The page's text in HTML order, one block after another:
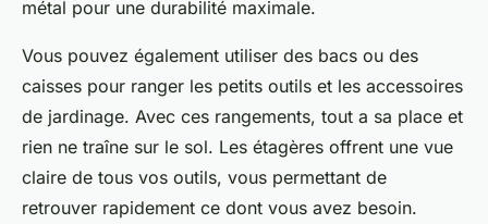
métal pour une durabilité maximale.
Vous pouvez également utiliser des bacs ou des
caisses pour ranger les petits outils et les accessoires
de jardinage. Avec ces rangements, tout a sa place et
rien ne traîne sur le sol. Les étagères offrent une vue
claire de tous vos outils, vous permettant de
retrouver rapidement ce dont vous avez besoin.